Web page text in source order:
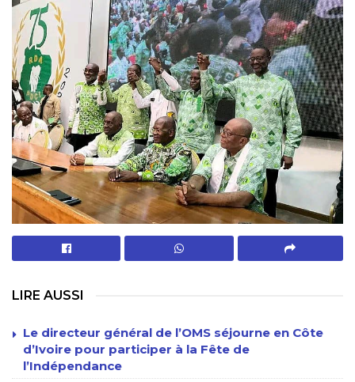
LIRE AUSSI
Le directeur général de l’OMS séjourne en Côte
d’Ivoire pour participer à la Fête de
l’Indépendance